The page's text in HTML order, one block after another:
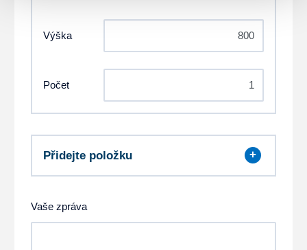
Výška
Počet
Přidejte položku
Vaše zpráva